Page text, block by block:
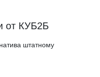
от КУБ2Б
штатному